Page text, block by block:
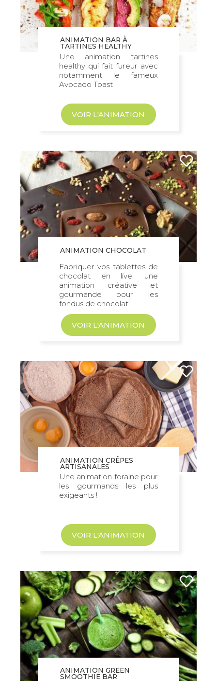
ANIMATION BAR À
TARTINES HEALTHY
Une animation tartines
healthy qui fait fureur avec
notamment le fameux
Avocado Toast
VOIR L'ANIMATION
ANIMATION CHOCOLAT
Fabriquer vos tablettes de
chocolat en live, une
animation créative et
gourmande pour les
fondus de chocolat !
VOIR L'ANIMATION
ANIMATION CRÊPES
ARTISANALES
Une animation foraine pour
les gourmands les plus
exigeants !
VOIR L'ANIMATION
ANIMATION GREEN
SMOOTHIE BAR